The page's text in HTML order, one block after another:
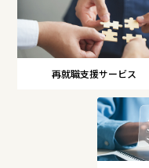
再就職支援サービス